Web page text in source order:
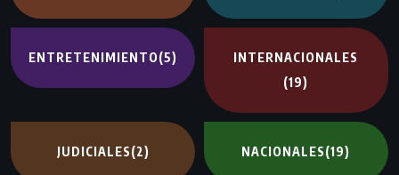
ENTRETENIMIENTO(5)
INTERNACIONALES
(19)
JUDICIALES(2) NACIONALES(19)